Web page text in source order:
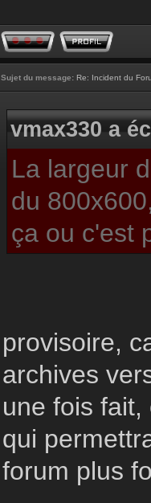
Sujet du message: Re: Incident du
vmax330 a
La largeur
du
ça ou c'est
provisoire,
archives
une fois
qui
forum plus